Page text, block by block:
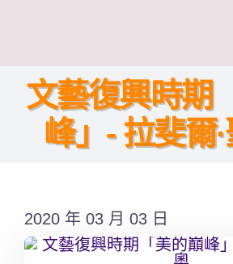
關於我們
文藝復興時期
峰」- 拉斐爾
2020 年 03 月 03 日